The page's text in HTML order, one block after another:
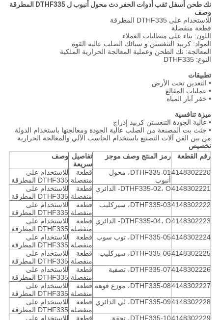
نك طحن أسفل ثقب أدوات الحفر دث محول أنبوب ل DTHF335 المطرقة
وصف
للاستخدام على DTHF335 المطرقة
قطعة منفصلة
اللون: بناء على متطلبات العملاء
المواد: كربيد التنغستن و سبائك الصلب عالية القوة
المعالجة: نك الطحن وعملية المعالجة الحرارية الملكية
النوع: DTHF335
تطبيقات
• التعدين تحت الأرض
• عمليات المقالع
• حفر آبار المياه
ميزة تنافسية
• عالية الجودة التنغستن كربيد إدراج
• جثث بت المصنعة من الصلب عالية الجودة ومعالجتها باستخدام الدولة
من بين الفن آلات التصنيع باستخدام الحاسب الآلي والمعالجة الحرارية
تخصيص
رقم القطعة
رمز المنتج وصف موجز
تفاصيل
سريعة
وصف
4148302220
DTHF335-01، محول
أنبوب
قطعة
منفصلة
للاستخدام على
DTHF335 المطرقة
4148302221DTHF335-02، O- الدائري
قطعة
منفصلة
للاستخدام على
DTHF335 المطرقة
4148302222DTHF335-03، سيركليب
قطعة
منفصلة
للاستخدام على
DTHF335 المطرقة
4148302223DTHF335-04، O- الدائري
قطعة
منفصلة
للاستخدام على
DTHF335 المطرقة
4148302224DTHF335-05، توب سوب
قطعة
منفصلة
للاستخدام على
DTHF335 المطرقة
4148302225DTHF335-06، سيركليب
قطعة
منفصلة
للاستخدام على
DTHF335 المطرقة
4148302226DTHF335-07، تصفية
قطعة
منفصلة
للاستخدام على
DTHF335 المطرقة
4148302227DTHF335-08، موزع فوهة
قطعة
منفصلة
للاستخدام على
DTHF335 المطرقة
4148302228DTHF335-09، لي الدائري
قطعة
منفصلة
للاستخدام على
DTHF335 المطرقة
4148302229
DTHF335-10، تحقق قطعة للاستخدام على